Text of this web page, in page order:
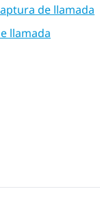
de llamada
llamada